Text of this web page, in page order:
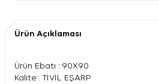
Ürün Açıklaması
Ürün Ebatı : 90X90
Kalite : TİVİL EŞARP